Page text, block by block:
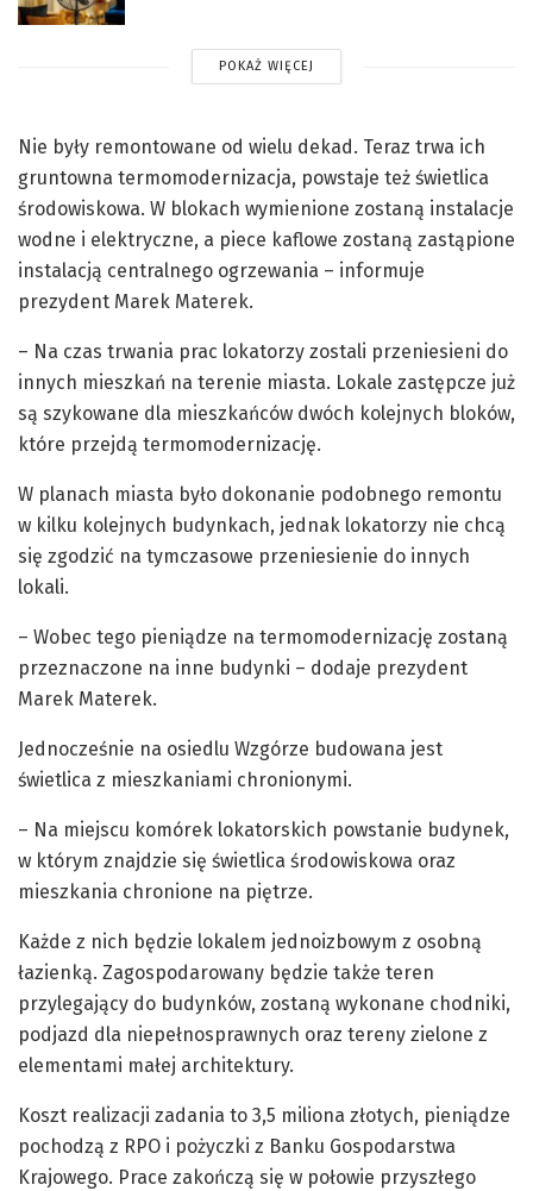
POKAŻ WIĘCEJ
Nie były remontowane od wielu dekad. Teraz trwa ich
gruntowna termomodernizacja, powstaje też świetlica
środowiskowa. W blokach wymienione zostaną instalacje
wodne i elektryczne, a piece kaflowe zostaną zastąpione
instalacją centralnego ogrzewania – informuje
prezydent Marek Materek.
– Na czas trwania prac lokatorzy zostali przeniesieni do
innych mieszkań na terenie miasta. Lokale zastępcze już
są szykowane dla mieszkańców dwóch kolejnych bloków,
które przejdą termomodernizację.
W planach miasta było dokonanie podobnego remontu
w kilku kolejnych budynkach, jednak lokatorzy nie chcą
się zgodzić na tymczasowe przeniesienie do innych
lokali.
– Wobec tego pieniądze na termomodernizację zostaną
przeznaczone na inne budynki – dodaje prezydent
Marek Materek.
Jednocześnie na osiedlu Wzgórze budowana jest
świetlica z mieszkaniami chronionymi.
– Na miejscu komórek lokatorskich powstanie budynek,
w którym znajdzie się świetlica środowiskowa oraz
mieszkania chronione na piętrze.
Każde z nich będzie lokalem jednoizbowym z osobną
łazienką. Zagospodarowany będzie także teren
przylegający do budynków, zostaną wykonane chodniki,
podjazd dla niepełnosprawnych oraz tereny zielone z
elementami małej architektury.
Koszt realizacji zadania to 3,5 miliona złotych, pieniądze
pochodzą z RPO i pożyczki z Banku Gospodarstwa
Krajowego. Prace zakończą się w połowie przyszłego